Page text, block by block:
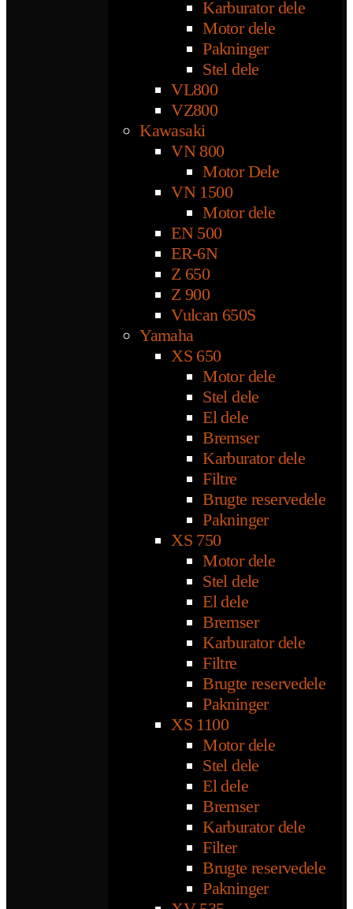
Karburator dele
Motor dele
Pakninger
Stel dele
VL800
VZ800
Kawasaki
VN 800
Motor Dele
VN 1500
Motor dele
EN 500
ER-6N
Z 650
Z 900
Vulcan 650S
Yamaha
XS 650
Motor dele
Stel dele
El dele
Bremser
Karburator dele
Filtre
Brugte reservedele
Pakninger
XS 750
Motor dele
Stel dele
El dele
Bremser
Karburator dele
Filtre
Brugte reservedele
Pakninger
XS 1100
Motor dele
Stel dele
El dele
Bremser
Karburator dele
Filter
Brugte reservedele
Pakninger